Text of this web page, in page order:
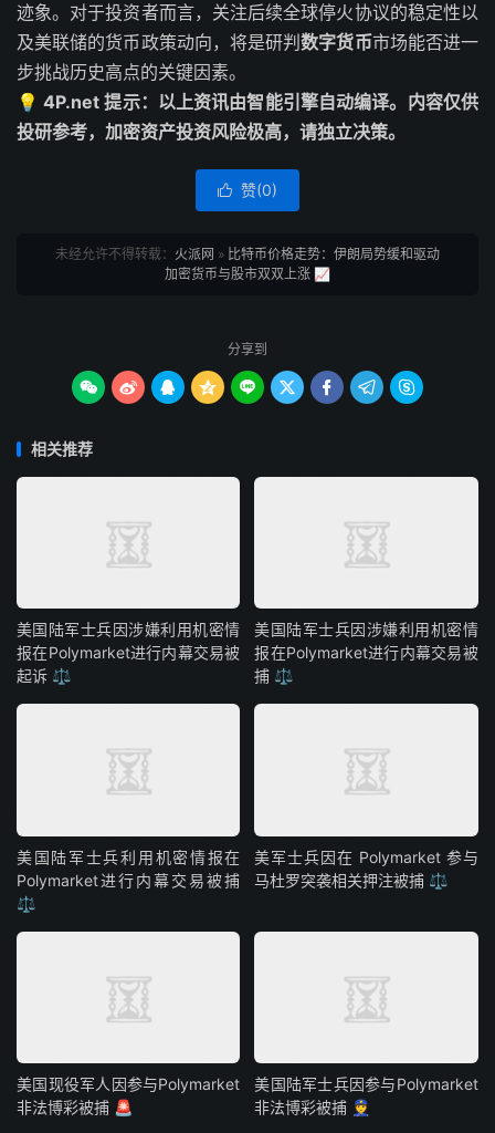
迹象。对于投资者而言，关注后续全球停火协议的稳定性以
及美联储的货币政策动向，将是研判数字货币市场能否进一
步挑战历史高点的关键因素。
💡 4P.net 提示：以上资讯由智能引擎自动编译。内容仅供
投研参考，加密资产投资风险极高，请独立决策。
 赞(0)
未经允许不得转载： 火派网 » 比特币价格走势：伊朗局势缓和驱动
加密货币与股市双双上涨 📈
分享到
        
相关推荐
美国陆军士兵因涉嫌利用机密情
报在Polymarket进行内幕交易被
起诉 ⚖️
美国陆军士兵因涉嫌利用机密情
报在Polymarket进行内幕交易被
捕 ⚖️
美国陆军士兵利用机密情报在
Polymarket进行内幕交易被捕
⚖️
美军士兵因在 Polymarket 参与
马杜罗突袭相关押注被捕 ⚖️
美国现役军人因参与Polymarket
非法博彩被捕 🚨
美国陆军士兵因参与Polymarket
非法博彩被捕 👮